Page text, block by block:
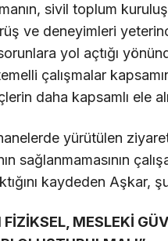
sivil toplum
ve deneyimleri
yol açtığı
çalışmalar
daha kapsamlı ele
yürütülen
sağlanmamasının
kaydeden Aşkar,
FİZİKSEL, MESLEKİ